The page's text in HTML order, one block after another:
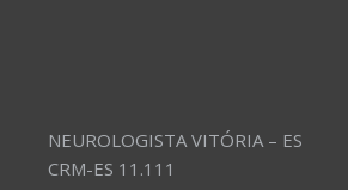
NEUROLOGISTA VITÓRIA – ES
CRM-ES 11.111